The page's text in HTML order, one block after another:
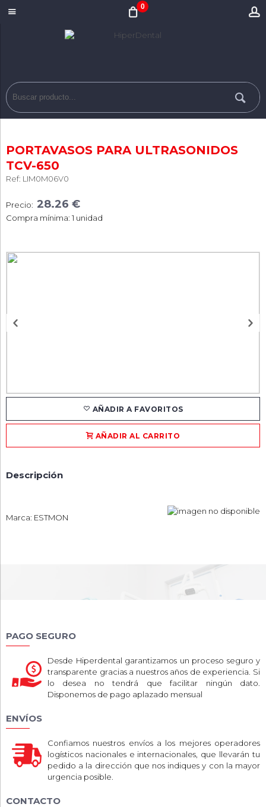
0
PORTAVASOS PARA ULTRASONIDOS
TCV-650
Ref: LIM0M06V0
Precio: 28.26 €
Compra mínima: 1 unidad
AÑADIR A FAVORITOS
AÑADIR AL CARRITO
Descripción
Marca: ESTMON
PAGO SEGURO
Desde Hiperdental garantizamos un proceso seguro y
transparente gracias a nuestros años de experiencia. Si
lo desea no tendrá que facilitar ningún dato.
Disponemos de pago aplazado mensual
ENVÍOS
Confiamos nuestros envíos a los mejores operadores
logísticos nacionales e internacionales, que llevarán tu
pedido a la dirección que nos indiques y con la mayor
urgencia posible.
CONTACTO